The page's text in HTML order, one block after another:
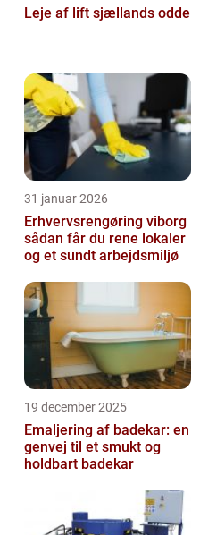
Leje af lift sjællands odde
31 januar 2026
Erhvervsrengøring viborg
sådan får du rene lokaler
og et sundt arbejdsmiljø
19 december 2025
Emaljering af badekar: en
genvej til et smukt og
holdbart badekar